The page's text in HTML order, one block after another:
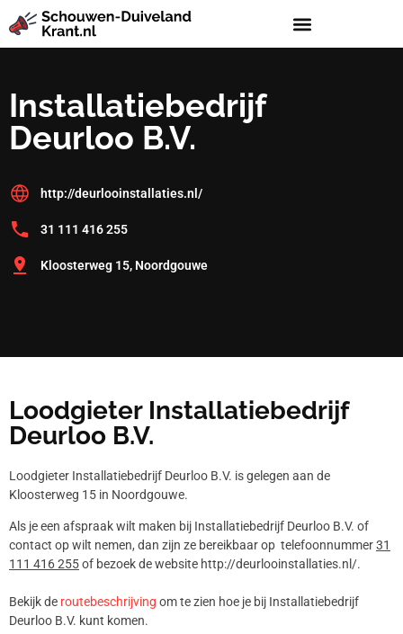
Installatiebedrijf
Deurloo B.V.
http://deurlooinstallaties.nl/
31 111 416 255
Kloosterweg 15, Noordgouwe
Loodgieter Installatiebedrijf
Deurloo B.V.
Loodgieter Installatiebedrijf Deurloo B.V. is gelegen aan de
Kloosterweg 15 in Noordgouwe.
Als je een afspraak wilt maken bij Installatiebedrijf Deurloo B.V. of
contact op wilt nemen, dan zijn ze bereikbaar op telefoonnummer31
111 416 255of bezoek de website http://deurlooinstallaties.nl/.
Bekijk de routebeschrijving om te zien hoe je bij Installatiebedrijf
Deurloo B.V. kunt komen.